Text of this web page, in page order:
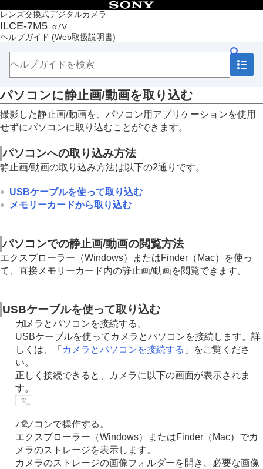
レンズ交換式デジタルカメラ
ILCE-7M5 α7V
ヘルプガイド (Web取扱説明書)
目次
トップページ
ヘルプガイドの使いかた
本体と付属品を確認する
本機の基本操作
準備/基本的な撮影
MENU一覧から機能を探す
撮影機能を活用する
再生する
カメラの設定を変更する
パソコンでできること
パソコンの推奨環境
パソコンに静止画/動画を取り込む
パソコン用アプリケーションの紹介（Imaging
Edge Desktop/Catalyst）
クラウドサービスを利用する
資料
故障かな？と思ったら
パソコンに静止画/動画を取り込む
撮影した静止画/動画を、パソコン用アプリケーションを使用
せずにパソコンに取り込むことができます。
パソコンへの取り込み方法
静止画/動画の取り込み方法は以下の2通りです。
USBケーブルを使って取り込む
メモリーカードから取り込む
パソコンでの静止画/動画の閲覧方法
エクスプローラー（Windows）またはFinder（Mac）を使っ
て、直接メモリーカード内の静止画/動画を閲覧できます。
USBケーブルを使って取り込む
カメラとパソコンを接続する。
USBケーブルを使ってカメラとパソコンを接続します。詳
しくは、「 カメラとパソコンを接続する 」をご覧くださ
い。
正しく接続できると、カメラに以下の画面が表示されま
す。
パソコンで操作する。
エクスプローラー（Windows）またはFinder（Mac）でカ
メラのストレージを表示します。
カメラのストレージの画像フォルダーを開き、必要な画像